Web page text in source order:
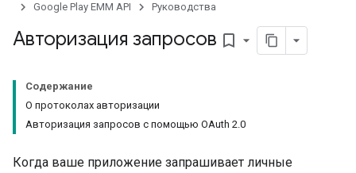
Google Play EMM API
Руководства
Авторизация запросов bookmark_border
Содержание
О протоколах авторизации
Авторизация запросов с помощью OAuth 2.0
Когда ваше приложение запрашивает личные